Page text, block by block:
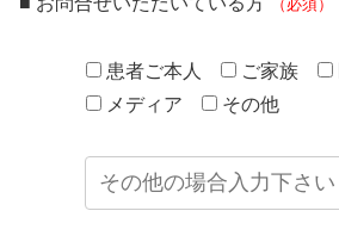
（必須）
患者ご本人 ご家族
メディア
その他